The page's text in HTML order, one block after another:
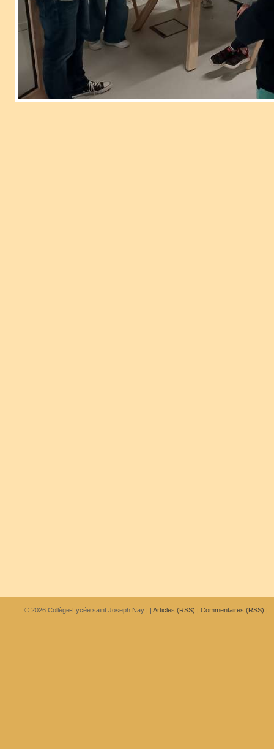
© 2026 Collège-Lycée saint Joseph Nay | | Articles (RSS) | Commentaires (RSS) |